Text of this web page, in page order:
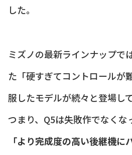
した。
ミズノの最新ラインナップで
た「硬すぎてコントロールが
服したモデルが続々と登場して
つまり、Q5は失敗作でなくな
「より完成度の高い後継機に